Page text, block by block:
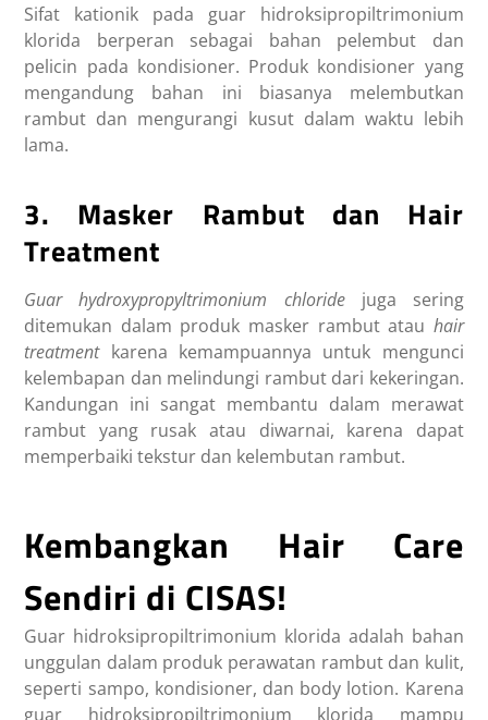
Sifat kationik pada guar hidroksipropiltrimonium
klorida berperan sebagai bahan pelembut dan
pelicin pada kondisioner. Produk kondisioner yang
mengandung bahan ini biasanya melembutkan
rambut dan mengurangi kusut dalam waktu lebih
lama.
3. Masker Rambut dan Hair
Treatment
Guar hydroxypropyltrimonium chloridejuga sering
ditemukan dalam produk masker rambut atau hair
treatmentkarena kemampuannya untuk mengunci
kelembapan dan melindungi rambut dari kekeringan.
Kandungan ini sangat membantu dalam merawat
rambut yang rusak atau diwarnai, karena dapat
memperbaiki tekstur dan kelembutan rambut.
Kembangkan Hair Care
Sendiri di CISAS!
Guar hidroksipropiltrimonium klorida adalah bahan
unggulan dalam produk perawatan rambut dan kulit,
seperti sampo, kondisioner, dan body lotion. Karena
guar hidroksipropiltrimonium klorida mampu